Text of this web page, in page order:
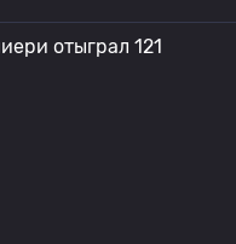
отыграл 121